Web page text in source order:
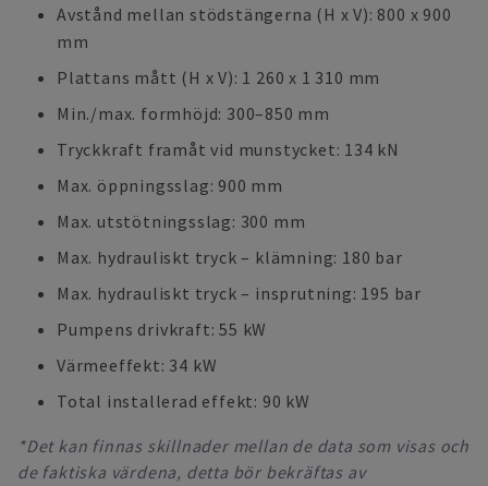
Avstånd mellan stödstängerna (H x V): 800 x 900
mm
Plattans mått (H x V): 1 260 x 1 310 mm
Min./max. formhöjd: 300–850 mm
Tryckkraft framåt vid munstycket: 134 kN
Max. öppningsslag: 900 mm
Max. utstötningsslag: 300 mm
Max. hydrauliskt tryck – klämning: 180 bar
Max. hydrauliskt tryck – insprutning: 195 bar
Pumpens drivkraft: 55 kW
Värmeeffekt: 34 kW
Total installerad effekt: 90 kW
*Det kan finnas skillnader mellan de data som visas och
de faktiska värdena, detta bör bekräftas av